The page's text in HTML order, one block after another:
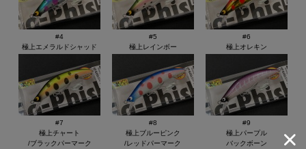
#4
極上エメラルドシャッド
#5
極上レインボー
#6
極上オレキン
#7
極上チャート
/ブラックパーマーク
#8
極上ブルーピンク
/レッドパーマーク
#9
極上パープル
バックボーン